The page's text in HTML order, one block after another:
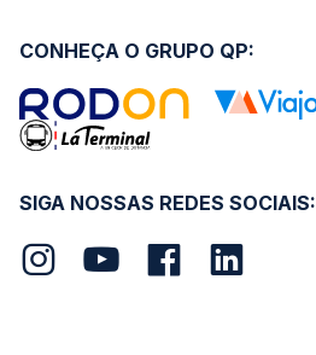
SIGA NOSSAS REDES SOCIAIS:
CONHEÇA O GRUPO QP: